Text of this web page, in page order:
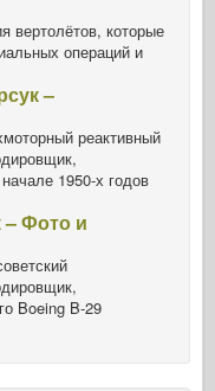
вертолётов, которые
операций и
–
реактивный
1950-х годов
– Фото и
Boeing B-29